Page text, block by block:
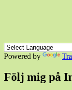
Powered by
Följ mig på